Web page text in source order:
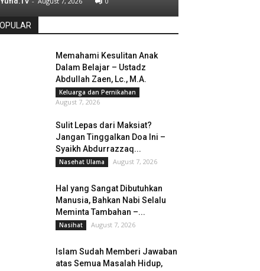
Memahami Kesulitan Anak
Dalam Belajar – Ustadz
Abdullah Zaen, Lc., M.A.
Keluarga dan Pernikahan
August 7, 2026
Sulit Lepas dari Maksiat?
Jangan Tinggalkan Doa Ini –
Syaikh Abdurrazzaq...
Nasehat Ulama August 7, 2026
Hal yang Sangat Dibutuhkan
Manusia, Bahkan Nabi Selalu
Meminta Tambahan –...
Nasihat August 7, 2026
Islam Sudah Memberi Jawaban
atas Semua Masalah Hidup,